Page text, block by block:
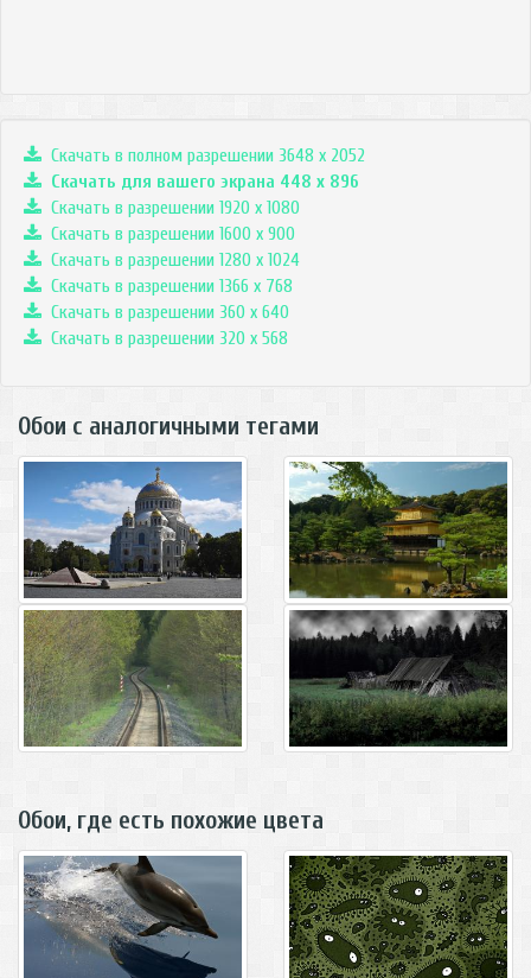
Скачать в полном разрешении 3648 x 2052
Скачать для вашего экрана 448 x 896
Скачать в разрешении 1920 x 1080
Скачать в разрешении 1600 x 900
Скачать в разрешении 1280 x 1024
Скачать в разрешении 1366 x 768
Скачать в разрешении 360 x 640
Скачать в разрешении 320 x 568
Обои с аналогичными тегами
Обои, где есть похожие цвета